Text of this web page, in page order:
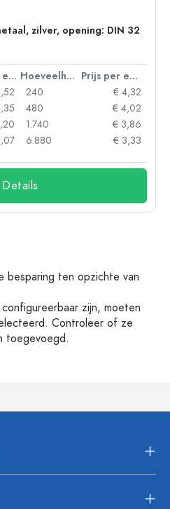
zilver, opening: DIN 32
Prijs per eenheid Hoeveelheid
Prijs per eenheid
240
€ 4,32
480
€ 4,02
1.740
€ 3,86
6.880
€ 3,33
Details
besparing ten opzichte van
zijn, moeten
Controleer of ze
toegevoegd.